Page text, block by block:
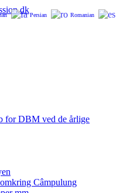
for DBM ved de årlige
Câmpulung
Persian
Romanian